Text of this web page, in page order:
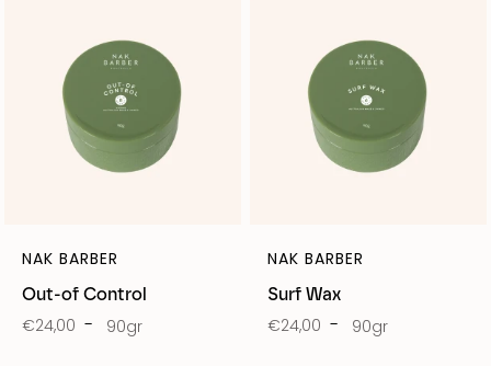
Out-of Control
NAK BARBER
€24,00 90gr
Surf Wax
NAK BARBER
€24,00 90gr